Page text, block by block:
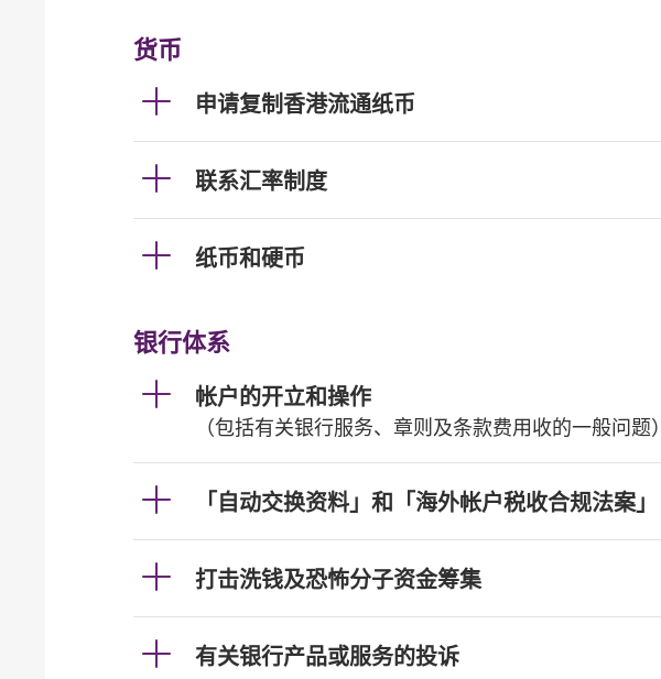
货币
申请复制香港流通纸币
联系汇率制度
纸币和硬币
银行体系
帐户的开立和操作
（包括有关银行服务、章则及条款费用收的一般问题）
「自动交换资料」和「海外帐户税收合规法案」
打击洗钱及恐怖分子资金筹集
有关银行产品或服务的投诉